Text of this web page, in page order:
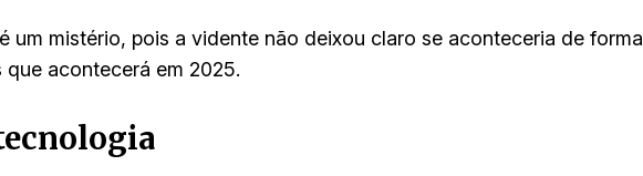
um mistério, pois a vidente não deixou claro se aconteceria de forma
acontecerá em 2025.